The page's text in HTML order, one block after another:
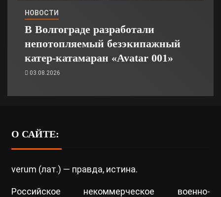
НОВОСТИ
В Волгограде разработали
непотопляемый безэкипажный
катер-катамаран «Avatar 001»
03.08.2026
О САЙТЕ:
verum (лат.) — правда, истина.
Российское некоммерческое военно-